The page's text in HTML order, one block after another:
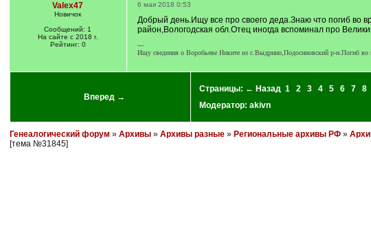
Valex47
Новичок
Сообщений: 1
На сайте с 2018 г.
Рейтинг: 0
6 мая 2018 0:53
Добрый день.Ищу все про своего деда.Знаю что погиб во
район,Вологодская обл.Отец иногда вспоминал про
---
Ищу сведения о Воробьеве Никите из с.Выдрино,Подосиновский р-н.Погиб во
Вперед →
Страницы: ← Назад 1 2 3 4 5 6 7 8
Модератор: akivn
Генеалогический форум » Архивы» Архивы разные» Региональные архивы РФ»
[тема №31845]